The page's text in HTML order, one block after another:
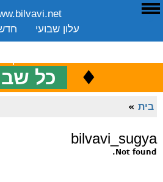
עלון שבועי
ספרים
ארכיון
♦ כל
בית »
bilvavi_sugya
Not found.